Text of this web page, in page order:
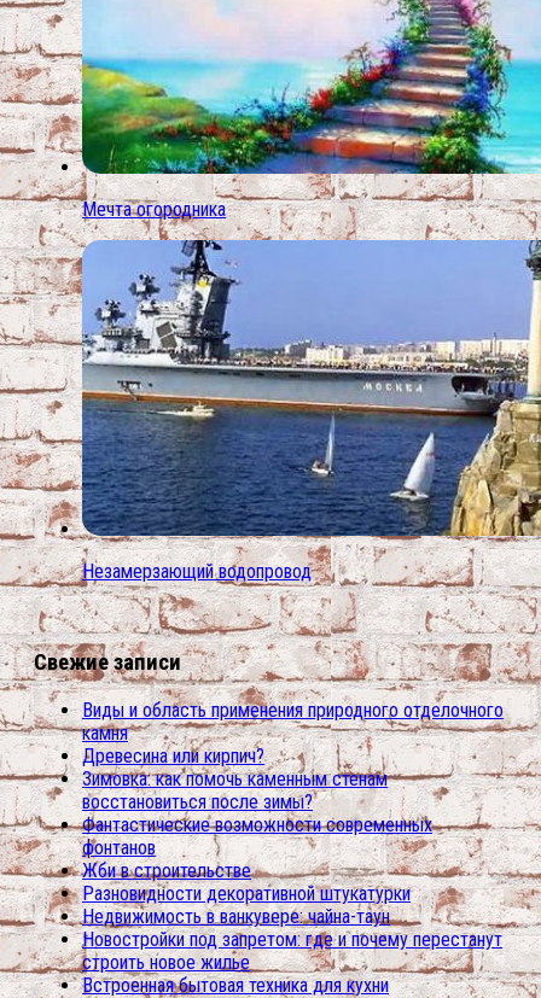
Мечта огородника
Незамерзающий водопровод
Свежие записи
Виды и область применения природного отделочного
камня
Древесина или кирпич?
Зимовка: как помочь каменным стенам
восстановиться после зимы?
Фантастические возможности современных
фонтанов
Жби в строительстве
Разновидности декоративной штукатурки
Недвижимость в ванкувере: чайна-таун
Новостройки под запретом: где и почему перестанут
строить новое жилье
Встроенная бытовая техника для кухни